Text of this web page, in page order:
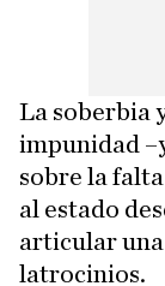
La soberbia
impunidad
sobre la
al estado
articular una
latrocinios.